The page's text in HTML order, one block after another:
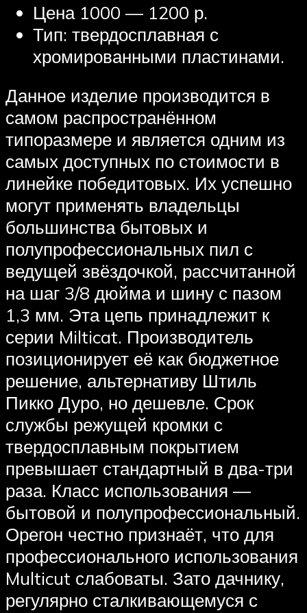
Цена 1000 — 1200 р.
Тип: твердосплавная с
хромированными пластинами.
Данное изделие производится в
самом распространённом
типоразмере и является одним из
самых доступных по стоимости в
линейке победитовых. Их успешно
могут применять владельцы
большинства бытовых и
полупрофессиональных пил с
ведущей звёздочкой, рассчитанной
на шаг 3/8 дюйма и шину с пазом
1,3 мм. Эта цепь принадлежит к
серии Milticat. Производитель
позиционирует её как бюджетное
решение, альтернативу Штиль
Пикко Дуро, но дешевле. Срок
службы режущей кромки с
твердосплавным покрытием
превышает стандартный в два-три
раза. Класс использования —
бытовой и полупрофессиональный.
Орегон честно признаёт, что для
профессионального использования
Multicut слабоваты. Зато дачнику,
регулярно сталкивающемуся с